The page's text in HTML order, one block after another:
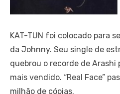
KAT-TUN foi colocado para
da Johnny. Seu single de
quebrou o recorde de Arashi
mais vendido. “Real Face”
milhão de cópias.